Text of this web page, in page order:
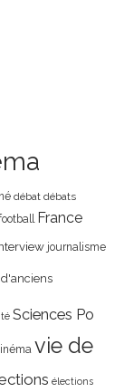
débat débats
France
journalisme
Sciences Po
vie de
élections